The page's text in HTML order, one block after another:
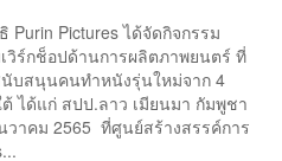
Pictures ได้จัดกิจกรรม
วิร์กช็อปด้านการผลิตภาพยนตร์ ที่
บสนุนคนทำหนังรุ่นใหม่จาก 4
ต้ ได้แก่ สปป.ลาว เมียนมา กัมพูชา
วาคม 2565 ที่ศูนย์สร้างสรรค์การ